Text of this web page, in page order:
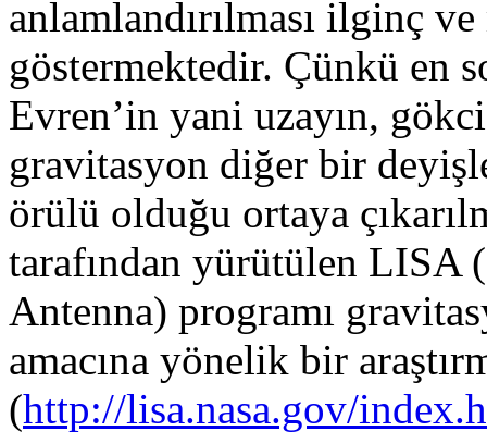
anlamlandırılması ilginç
göstermektedir. Çünkü en
Evren’in yani uzayın,
gravitasyon diğer bir
örülü olduğu ortaya
tarafından yürütülen LISA
Antenna) programı
amacına yönelik bir
(http://lisa.nasa.gov/